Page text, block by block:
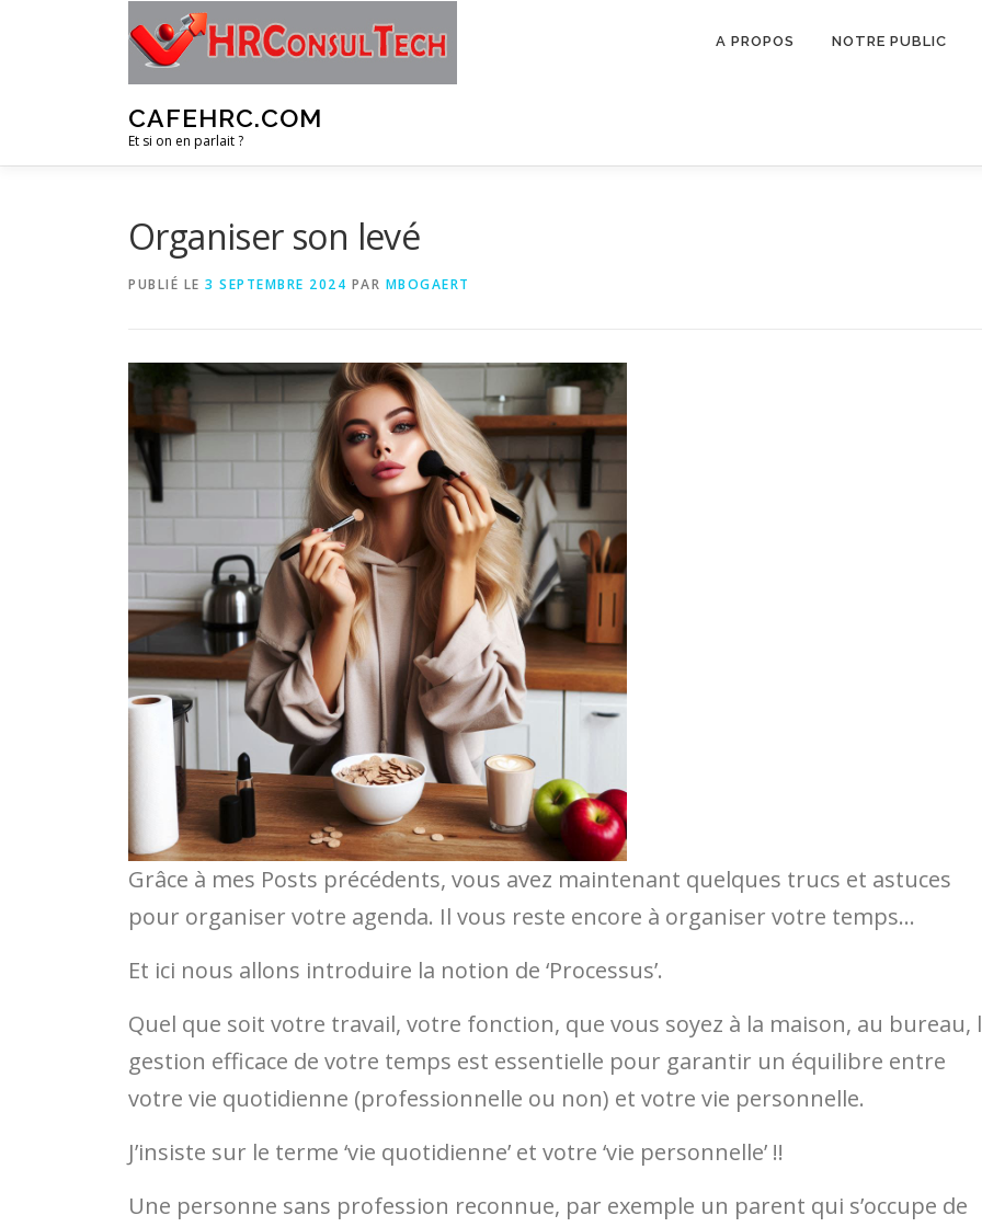
CAFEHRC.COM
Et si on en parlait ?
A PROPOS NOTRE PUBLIC
Organiser son levé
PUBLIÉ LE 3 SEPTEMBRE 2024 PAR MBOGAERT
Grâce à mes Posts précédents, vous avez maintenant quelques trucs et astuces
pour organiser votre agenda. Il vous reste encore à organiser votre temps…
Et ici nous allons introduire la notion de ‘Processus’.
Quel que soit votre travail, votre fonction, que vous soyez à la maison, au bureau,
gestion efficace de votre temps est essentielle pour garantir un équilibre entre
votre vie quotidienne (professionnelle ou non) et votre vie personnelle.
J’insiste sur le terme ‘vie quotidienne’ et votre ‘vie personnelle’ !!
Une personne sans profession reconnue, par exemple un parent qui s’occupe de